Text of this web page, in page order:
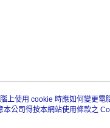
客服資訊
上使用 cookie 時應如何變更電
本公司得按本網站使用條款之